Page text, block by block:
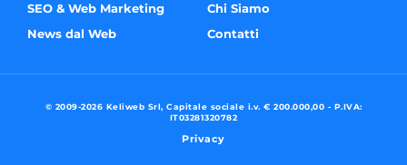
SEO & Web Marketing
News dal Web
Chi Siamo
Contatti
© 2009-2026 Keliweb Srl, Capitale sociale i.v. € 200.000,00 - P.IVA:
IT03281320782
Privacy